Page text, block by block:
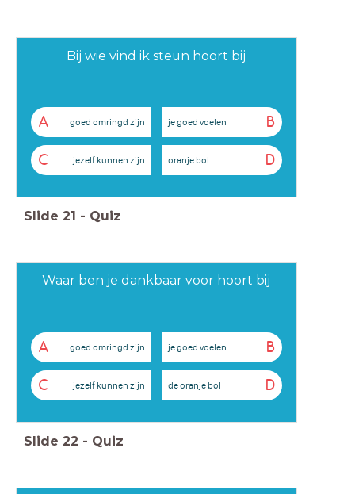
Bij wie vind ik steun hoort bij
A goed omringd zijn B
je goed voelen
C jezelf kunnen zijn D
oranje bol
Slide 21 - Quiz
Waar ben je dankbaar voor hoort bij
A goed omringd zijn B
je goed voelen
C jezelf kunnen zijn D
de oranje bol
Slide 22 - Quiz